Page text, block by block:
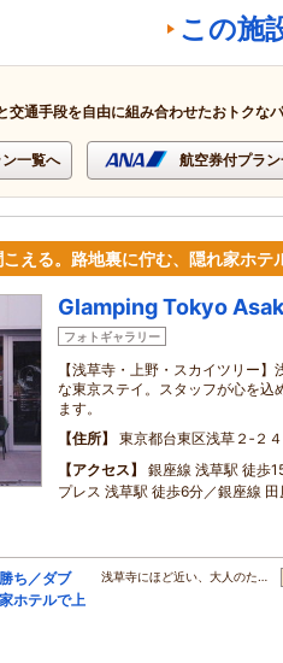
この施
交通手段を自由に組み合わせたおトクな
一覧へ 航空券付プラ
える。路地裏に佇む、隠れ家ホテ
Glamping Tokyo
フォトギャラリー
【浅草寺・上野・スカイツリー
な東京ステイ。スタッフが心を込
ます。
住所
東京都台東区浅草２‐２
アクセス
銀座線 浅草駅 徒歩
プレス 浅草駅 徒歩6分／銀座線
ち／ダブ
ホテルで上
浅草寺にほど近い、大人のた…